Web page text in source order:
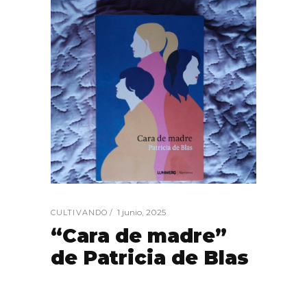
CULTIVANDO 1 junio, 2025
“Cara de madre”
de Patricia de Blas